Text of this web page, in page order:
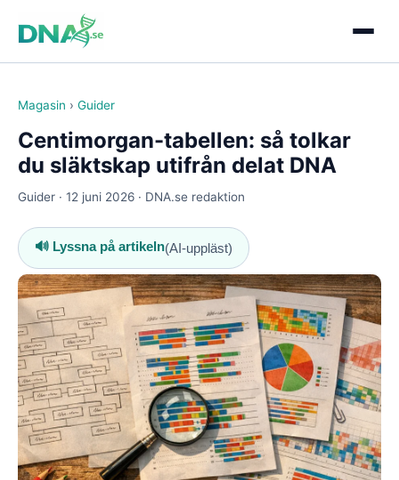
Magasin › Guider
Centimorgan-tabellen: så tolkar
du släktskap utifrån delat DNA
Guider · 12 juni 2026 · DNA.se redaktion
🔊 Lyssna på artikeln(AI-uppläst)